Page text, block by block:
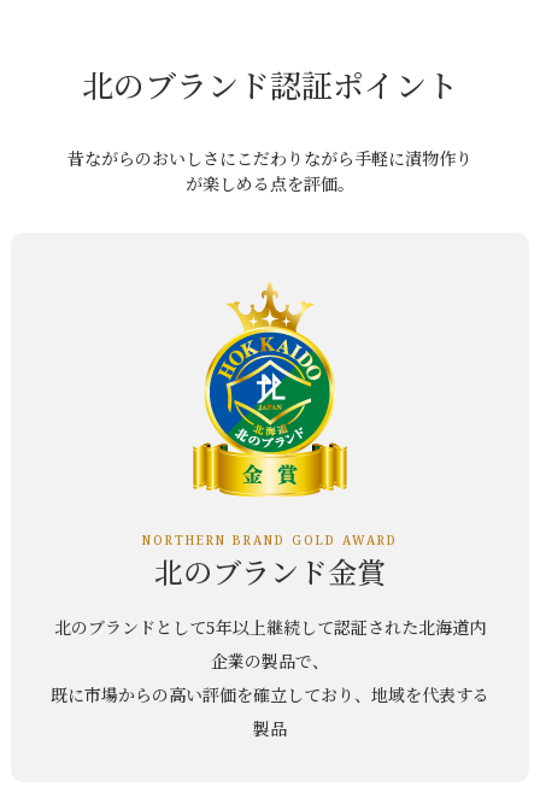
北のブランド認証ポイント
昔ながらのおいしさにこだわりながら手軽に漬物作り
が楽しめる点を評価。
NORTHERN BRAND GOLD AWARD
北のブランド金賞
北のブランドとして5年以上継続して認証された北海道内
企業の製品で、
既に市場からの高い評価を確立しており、地域を代表する
製品